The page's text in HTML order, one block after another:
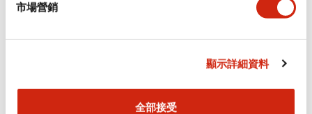
市場營銷
顯示詳細資料
全部接受
+